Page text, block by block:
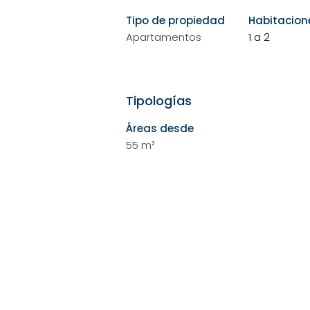
Tipo de propiedad
Apartamentos
1 a 2
Tipologías
Áreas desde
55 m²